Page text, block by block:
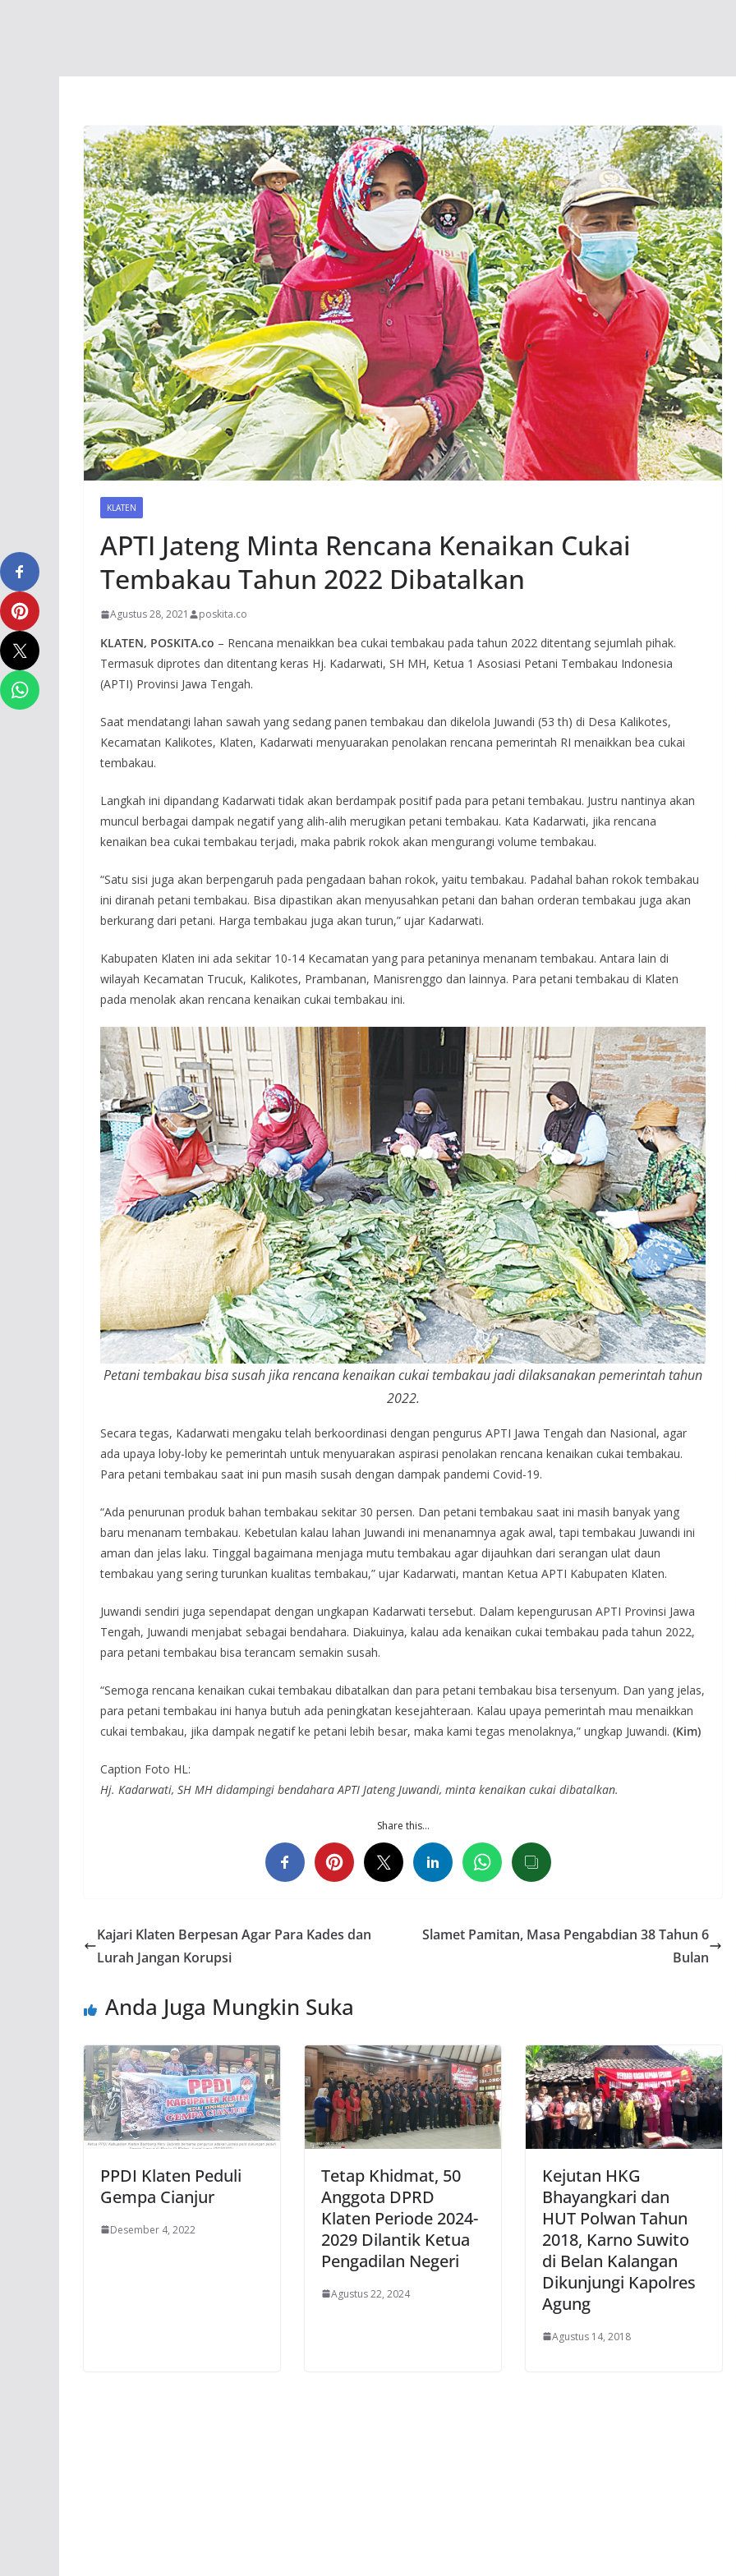
KLATEN
APTI Jateng Minta Rencana Kenaikan Cukai
Tembakau Tahun 2022 Dibatalkan
Agustus 28, 2021 poskita.co
KLATEN, POSKITA.co – Rencana menaikkan bea cukai tembakau pada tahun 2022 ditentang sejumlah pihak.
Termasuk diprotes dan ditentang keras Hj. Kadarwati, SH MH, Ketua 1 Asosiasi Petani Tembakau Indonesia
(APTI) Provinsi Jawa Tengah.
Saat mendatangi lahan sawah yang sedang panen tembakau dan dikelola Juwandi (53 th) di Desa Kalikotes,
Kecamatan Kalikotes, Klaten, Kadarwati menyuarakan penolakan rencana pemerintah RI menaikkan bea cukai
tembakau.
Langkah ini dipandang Kadarwati tidak akan berdampak positif pada para petani tembakau. Justru nantinya akan
muncul berbagai dampak negatif yang alih-alih merugikan petani tembakau. Kata Kadarwati, jika rencana
kenaikan bea cukai tembakau terjadi, maka pabrik rokok akan mengurangi volume tembakau.
“Satu sisi juga akan berpengaruh pada pengadaan bahan rokok, yaitu tembakau. Padahal bahan rokok tembakau
ini diranah petani tembakau. Bisa dipastikan akan menyusahkan petani dan bahan orderan tembakau juga akan
berkurang dari petani. Harga tembakau juga akan turun,” ujar Kadarwati.
Kabupaten Klaten ini ada sekitar 10-14 Kecamatan yang para petaninya menanam tembakau. Antara lain di
wilayah Kecamatan Trucuk, Kalikotes, Prambanan, Manisrenggo dan lainnya. Para petani tembakau di Klaten
pada menolak akan rencana kenaikan cukai tembakau ini.
Petani tembakau bisa susah jika rencana kenaikan cukai tembakau jadi dilaksanakan pemerintah tahun
2022.
Secara tegas, Kadarwati mengaku telah berkoordinasi dengan pengurus APTI Jawa Tengah dan Nasional, agar
ada upaya loby-loby ke pemerintah untuk menyuarakan aspirasi penolakan rencana kenaikan cukai tembakau.
Para petani tembakau saat ini pun masih susah dengan dampak pandemi Covid-19.
“Ada penurunan produk bahan tembakau sekitar 30 persen. Dan petani tembakau saat ini masih banyak yang
baru menanam tembakau. Kebetulan kalau lahan Juwandi ini menanamnya agak awal, tapi tembakau Juwandi ini
aman dan jelas laku. Tinggal bagaimana menjaga mutu tembakau agar dijauhkan dari serangan ulat daun
tembakau yang sering turunkan kualitas tembakau,” ujar Kadarwati, mantan Ketua APTI Kabupaten Klaten.
Juwandi sendiri juga sependapat dengan ungkapan Kadarwati tersebut. Dalam kepengurusan APTI Provinsi Jawa
Tengah, Juwandi menjabat sebagai bendahara. Diakuinya, kalau ada kenaikan cukai tembakau pada tahun 2022,
para petani tembakau bisa terancam semakin susah.
“Semoga rencana kenaikan cukai tembakau dibatalkan dan para petani tembakau bisa tersenyum. Dan yang jelas,
para petani tembakau ini hanya butuh ada peningkatan kesejahteraan. Kalau upaya pemerintah mau menaikkan
cukai tembakau, jika dampak negatif ke petani lebih besar, maka kami tegas menolaknya,” ungkap Juwandi. (Kim)
Caption Foto HL:
Hj. Kadarwati, SH MH didampingi bendahara APTI Jateng Juwandi, minta kenaikan cukai dibatalkan.
Share this…
Kajari Klaten Berpesan Agar Para Kades dan
Lurah Jangan Korupsi
Slamet Pamitan, Masa Pengabdian 38 Tahun 6
Bulan
Anda Juga Mungkin Suka
PPDI Klaten Peduli
Gempa Cianjur
Desember 4, 2022
Tetap Khidmat, 50
Anggota DPRD
Klaten Periode 2024-
2029 Dilantik Ketua
Pengadilan Negeri
Agustus 22, 2024
Kejutan HKG
Bhayangkari dan
HUT Polwan Tahun
2018, Karno Suwito
di Belan Kalangan
Dikunjungi Kapolres
Agung
Agustus 14, 2018